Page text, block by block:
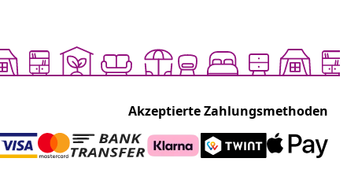
Akzeptierte Zahlungsmethoden